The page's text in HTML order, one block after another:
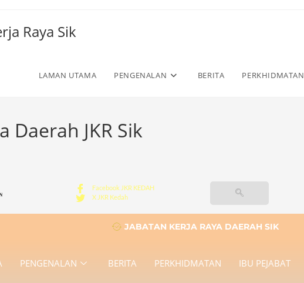
Raya Sik
LAMAN UTAMA PENGENALAN BERITA PERKHIDMATAN
Daerah JKR Sik
Facebook JKR KEDAH
X JKR Kedah
JABATAN KERJA RAYA DAERAH SIK
PENGENALAN BERITA PERKHIDMATAN IBU PEJABAT